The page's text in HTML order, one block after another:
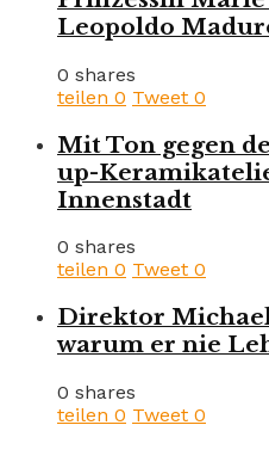
Leopoldo
0 shares
teilen 0 Tweet 0
Mit Ton gegen
up-
Innenstadt
0 shares
teilen 0 Tweet 0
Direktor
warum er nie
0 shares
teilen 0 Tweet 0